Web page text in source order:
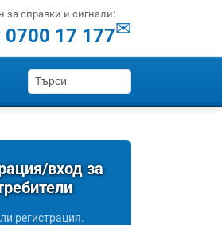
за справки и сигнали:
17 177✉
вход за
регистрация.